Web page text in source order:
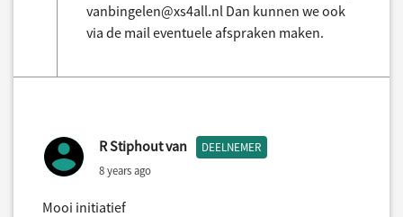
vanbingelen@xs4all.nl Dan kunnen we ook
via de mail eventuele afspraken maken.
R Stiphout van DEELNEMER
8 years ago
Mooi initiatief